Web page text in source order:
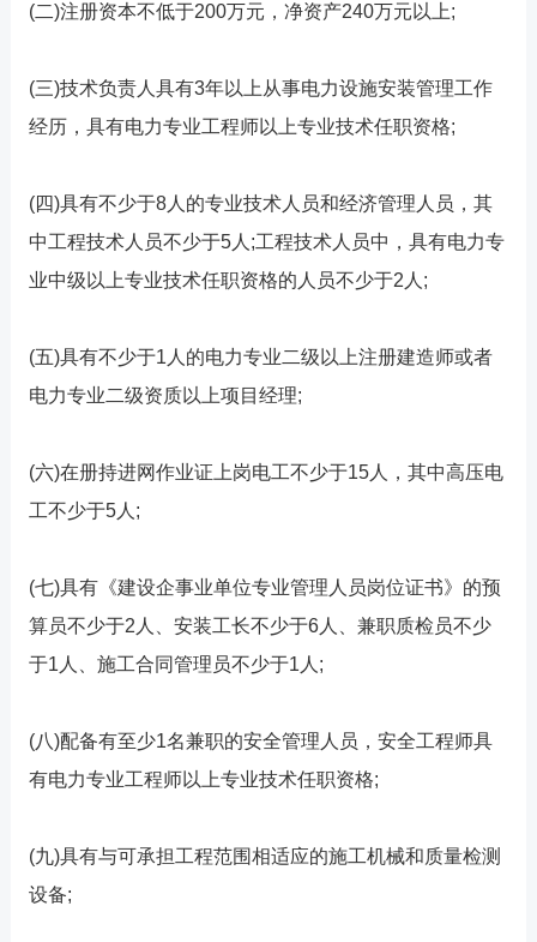
(二)注册资本不低于200万元，净资产240万元以上;
(三)技术负责人具有3年以上从事电力设施安装管理工作
经历，具有电力专业工程师以上专业技术任职资格;
(四)具有不少于8人的专业技术人员和经济管理人员，其
中工程技术人员不少于5人;工程技术人员中，具有电力专
业中级以上专业技术任职资格的人员不少于2人;
(五)具有不少于1人的电力专业二级以上注册建造师或者
电力专业二级资质以上项目经理;
(六)在册持进网作业证上岗电工不少于15人，其中高压电
工不少于5人;
(七)具有《建设企事业单位专业管理人员岗位证书》的预
算员不少于2人、安装工长不少于6人、兼职质检员不少
于1人、施工合同管理员不少于1人;
(八)配备有至少1名兼职的安全管理人员，安全工程师具
有电力专业工程师以上专业技术任职资格;
(九)具有与可承担工程范围相适应的施工机械和质量检测
设备;